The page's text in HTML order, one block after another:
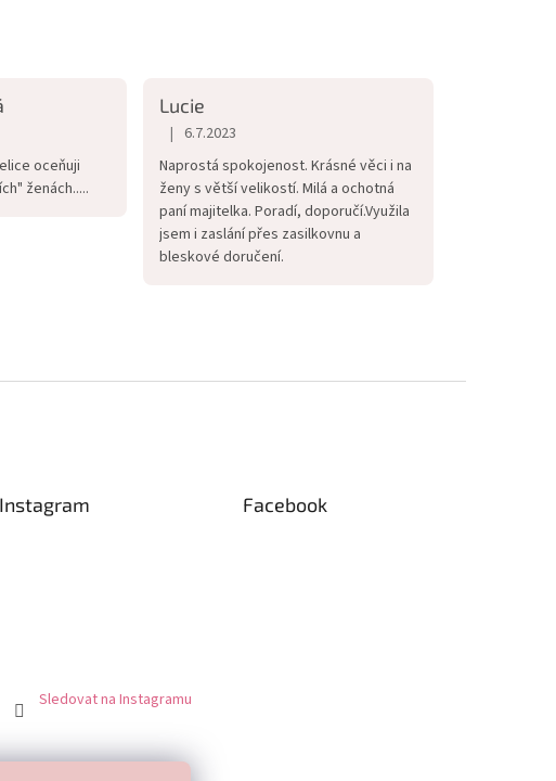
z 5 hvězdiček.
oceňuji
ženách.....
Lucie
Hodnocení obchodu je 5 z 5 hvězdiček.
| 6.7.2023
Naprostá spokojenost. Krásné věci i na
ženy s větší velikostí. Milá a ochotná
paní majitelka. Poradí, doporučí.Využila
jsem i zaslání přes zasilkovnu a
bleskové doručení.
Instagram
Sledovat na Instagramu
Facebook